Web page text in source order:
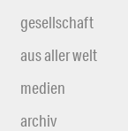
gesellschaft
aus aller welt
medien
archiv